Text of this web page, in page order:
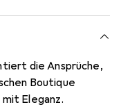
die Ansprüche,
Boutique
Eleganz.